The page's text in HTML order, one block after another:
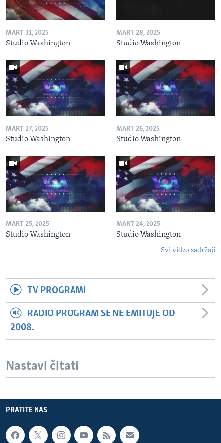
MART 31, 2025
Studio Washington
MART 28, 2025
Studio Washington
MART 27, 2025
Studio Washington
MART 26, 2025
Studio Washington
MART 25, 2025
Studio Washington
MART 24, 2025
Studio Washington
Svi video sadržaji
TV PROGRAMI
RADIO PROGRAM SE NE EMITUJE OD
2008.
Nastavi čitati
PRATITE NAS